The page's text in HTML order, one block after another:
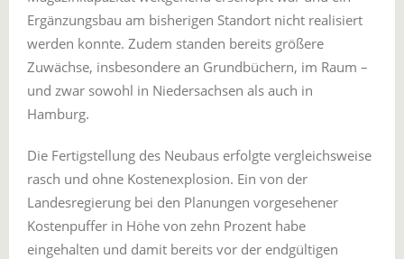
Ergänzungsbau am bisherigen Standort nicht realisiert
werden konnte. Zudem standen bereits größere
Zuwächse, insbesondere an Grundbüchern, im Raum –
und zwar sowohl in Niedersachsen als auch in
Hamburg.
Die Fertigstellung des Neubaus erfolgte vergleichsweise
rasch und ohne Kostenexplosion. Ein von der
Landesregierung bei den Planungen vorgesehener
Kostenpuffer in Höhe von zehn Prozent habe
eingehalten und damit bereits vor der endgültigen